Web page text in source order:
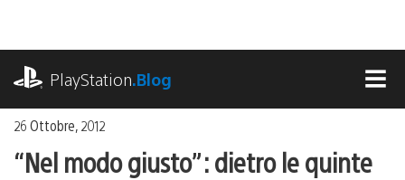
contenuto
PlayStation.Blog
26 Ottobre, 2012
“Nel modo giusto”: dietro le quinte